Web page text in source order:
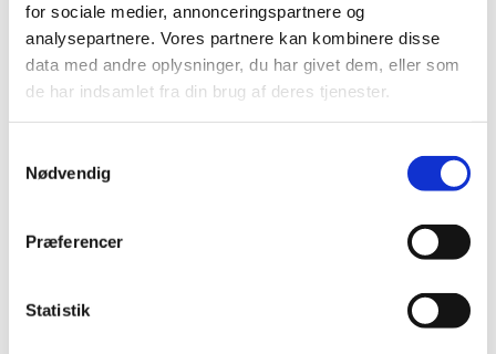
for sociale medier, annonceringspartnere og
analysepartnere. Vores partnere kan kombinere disse
data med andre oplysninger, du har givet dem, eller som
de har indsamlet fra din brug af deres tjenester.
Nødvendig
Præferencer
Statistik
Du vil måske også kunne lide...